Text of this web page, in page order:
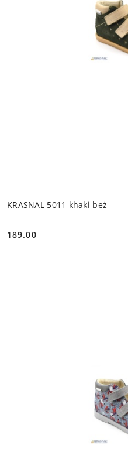
KRASNAL 5011 khaki beż
Cena:
189.00